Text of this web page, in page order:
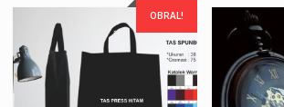
OBRAL!